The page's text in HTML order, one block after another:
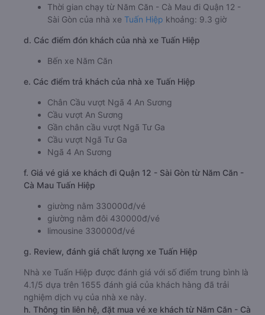
Thời gian chạy từ Năm Căn - Cà Mau đi Quận 12 -
Sài Gòn của nhà xe Tuấn Hiệp khoảng: 9.3 giờ
d. Các điểm đón khách của nhà xe Tuấn Hiệp
Bến xe Năm Căn
e. Các điểm trả khách của nhà xe Tuấn Hiệp
Chân Cầu vượt Ngã 4 An Sương
Cầu vượt An Sương
Gần chân cầu vượt Ngã Tư Ga
Cầu vượt Ngã Tư Ga
Ngã 4 An Sương
f. Giá vé giá xe khách đi Quận 12 - Sài Gòn từ Năm Căn -
Cà Mau Tuấn Hiệp
giường nằm 330000đ/vé
giường nằm đôi 430000đ/vé
limousine 330000đ/vé
g. Review, đánh giá chất lượng xe Tuấn Hiệp
Nhà xe Tuấn Hiệp được đánh giá với số điểm trung bình là
4.1/5 dựa trên 1655 đánh giá của khách hàng đã trải
nghiệm dịch vụ của nhà xe này.
h. Thông tin liên hệ, đặt mua vé xe khách từ Năm Căn - Cà